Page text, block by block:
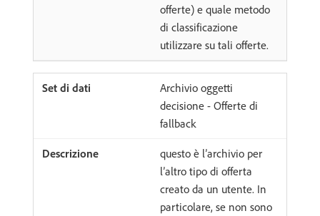
offerte) e quale metodo
di classificazione
utilizzare su tali offerte.
Archivio oggetti
decisione - Offerte di
fallback
questo è l’archivio per
l’altro tipo di offerta
creato da un utente. In
particolare, se non sono